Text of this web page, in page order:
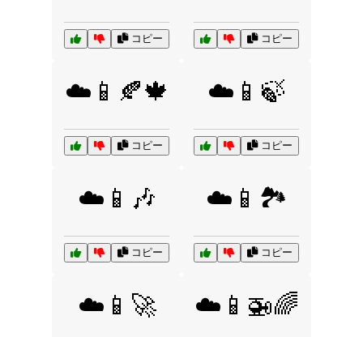
コピー コピー
☁️📱🍂🍁
コピー
☁️📱🍃
コピー
☁️📱🎶
コピー
☁️📱🏞️
コピー
☁️📱🚀 ☁️📱🚁🌈